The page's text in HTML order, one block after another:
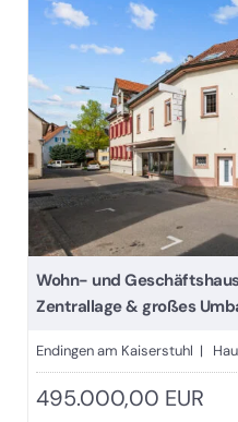
Wohn- und
Zentrallage & großes
Endingen am Kaiserstuhl |
495.000,00 EUR